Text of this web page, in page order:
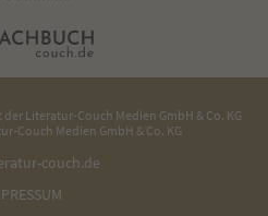
derLiteratur-Couch Medien GmbH & Co. KG
Couch Medien GmbH & Co. KG
couch.de